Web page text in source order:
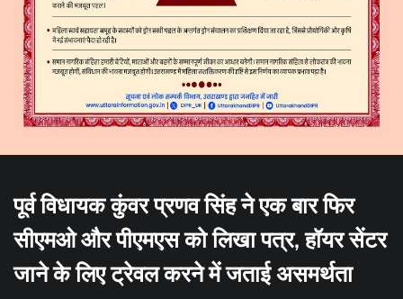
पूर्व विधायक कुंवर प्रणव सिंह ने एक बार फिर
सीएमओ और पीएमएस को लिखा पत्र, हॉयर सेंटर
जाने के लिए ट्रेवल करने में जताई असमर्थता